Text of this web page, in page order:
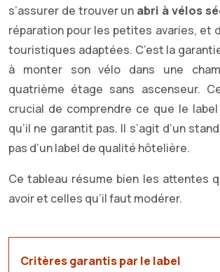
s’assurer de trouver un abri à vélos
réparation pour les petites avaries, et
touristiques adaptées. C’est la
à monter son vélo dans une
quatrième étage sans ascenseur.
crucial de comprendre ce que le
qu’il ne garantit pas. Il s’agit d’un
pas d’un label de qualité hôtelière.
Ce tableau résume bien les attentes
avoir et celles qu’il faut modérer.
Critères garantis par le label